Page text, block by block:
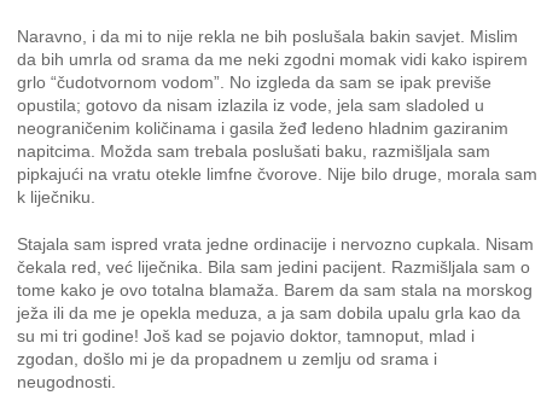
Naravno, i da mi to nije rekla ne bih poslušala bakin savjet. Mislim
da bih umrla od srama da me neki zgodni momak vidi kako ispirem
grlo “čudotvornom vodom”. No izgleda da sam se ipak previše
opustila; gotovo da nisam izlazila iz vode, jela sam sladoled u
neograničenim količinama i gasila žeđ ledeno hladnim gaziranim
napitcima. Možda sam trebala poslušati baku, razmišljala sam
pipkajući na vratu otekle limfne čvorove. Nije bilo druge, morala sam
k liječniku.
Stajala sam ispred vrata jedne ordinacije i nervozno cupkala. Nisam
čekala red, već liječnika. Bila sam jedini pacijent. Razmišljala sam o
tome kako je ovo totalna blamaža. Barem da sam stala na morskog
ježa ili da me je opekla meduza, a ja sam dobila upalu grla kao da
su mi tri godine! Još kad se pojavio doktor, tamnoput, mlad i
zgodan, došlo mi je da propadnem u zemlju od srama i
neugodnosti.